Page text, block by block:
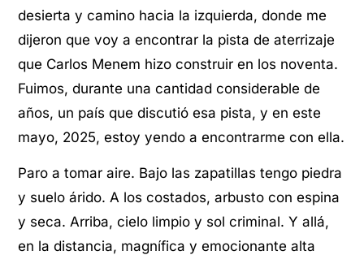
desierta y camino hacia la izquierda, donde me
dijeron que voy a encontrar la pista de aterrizaje
que Carlos Menem hizo construir en los noventa.
Fuimos, durante una cantidad considerable de
años, un país que discutió esa pista, y en este
mayo, 2025, estoy yendo a encontrarme con ella.
Paro a tomar aire. Bajo las zapatillas tengo piedra
y suelo árido. A los costados, arbusto con espina
y seca. Arriba, cielo limpio y sol criminal. Y allá,
en la distancia, magnífica y emocionante alta